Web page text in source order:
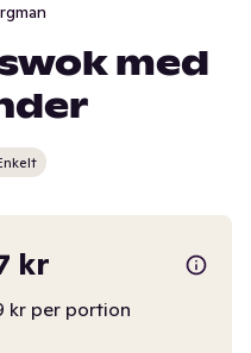
med
kr
kr per portion